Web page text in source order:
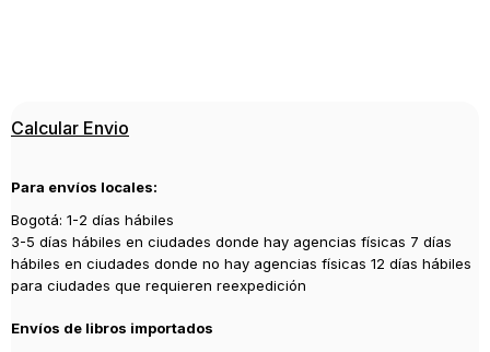
OCEANO TRAVESIA
2015
Traductor
Armida, Pilar
Calcular Envio
Para envíos locales:
Bogotá: 1-2 días hábiles
3-5 días hábiles en ciudades donde hay agencias físicas 7 días
hábiles en ciudades donde no hay agencias físicas 12 días hábiles
para ciudades que requieren reexpedición
Envíos de libros importados